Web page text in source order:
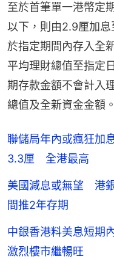
至於首筆單一港幣定
以下，則由2.9厘加
於指定期間內存入全
平均理財總值至指定
期存款金額不會計入
總值及全新資金金額。
聯儲局年內或瘋狂加
3.3厘 全港最高
美國減息或無望 港
間推2年存期
中銀香港料美息短期
激烈樓市繼暢旺